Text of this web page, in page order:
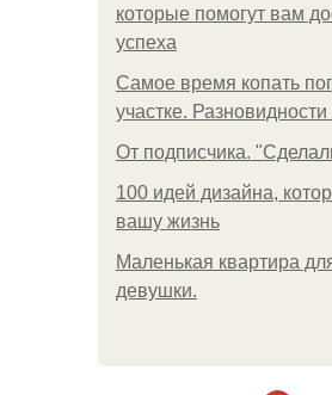
которые помогут вам
успеха
Самое время копать
участке.
От подписчика.
100 идей дизайна,
вашу жизнь
Маленькая квартира
девушки.